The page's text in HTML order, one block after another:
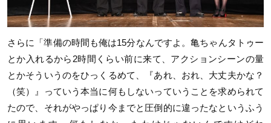
さらに「準備の時間も俺は15分なんですよ。亀ちゃんタトゥー
とか入れるから2時間くらい前に来て、アクションシーンの量
とかそういうのをひっくるめて、『あれ、おれ、大丈夫かな？
（笑）』っていう本当に何もしないっていうことを求められて
たので、それがやっぱり今までと圧倒的に違ったなというふう